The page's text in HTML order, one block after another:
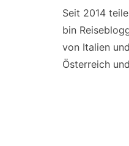
Seit 2014
bin
von Italien
Österreich